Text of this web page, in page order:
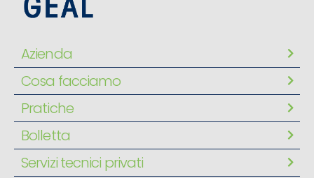
Azienda
Cosa facciamo
Pratiche
Bolletta
Servizi tecnici privati